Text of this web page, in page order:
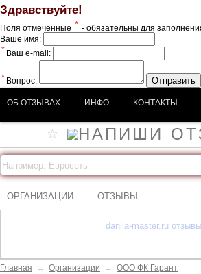
Здравствуйте!
Поля отмеченные * - обязательны для
Ваше имя:
* Ваш e-mail:
* Вопрос: Отправить
ОБ ОТЗЫВАХ ИНФО КОНТАКТЫ
ОРГАНИЗАЦИИ ОТЗЫВЫ
danila-master.ru отзывы
Главная → Организации → ООО ФК Гарант